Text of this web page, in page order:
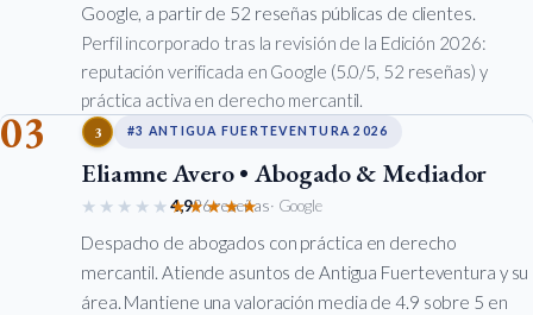
Google, a partir de 52 reseñas públicas de clientes.
Perfil incorporado tras la revisión de la Edición 2026:
reputación verificada en Google (5.0/5, 52 reseñas) y
práctica activa en derecho mercantil.
03 3 #3 ANTIGUA FUERTEVENTURA 2026
Eliamne Avero • Abogado & Mediador
★★★★★★★★★★
4,996 reseñas· Google
Despacho de abogados con práctica en derecho
mercantil. Atiende asuntos de Antigua Fuerteventura y su
área. Mantiene una valoración media de 4.9 sobre 5 en